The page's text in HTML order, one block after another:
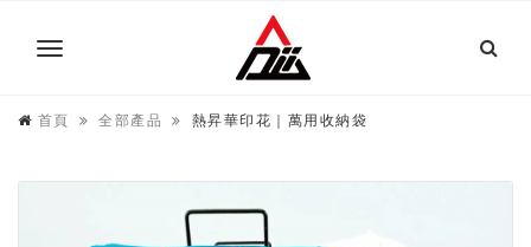
首頁 全部產品 熱昇華印花｜萬用收納袋